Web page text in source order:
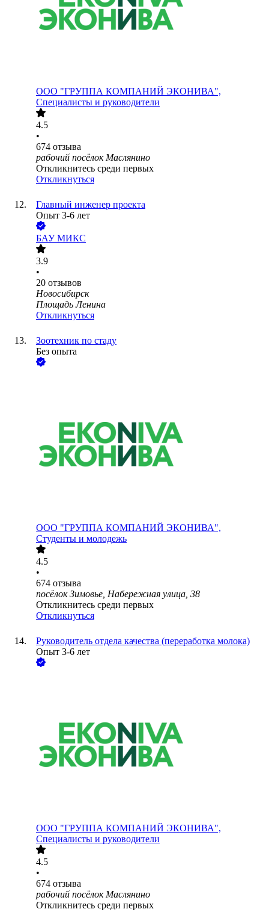
ООО "ГРУППА КОМПАНИЙ ЭКОНИВА",
Специалисты и руководители
4.5
•
674 отзыва
рабочий посёлок Маслянино
Откликнитесь среди первых
Откликнуться
Главный инженер проекта
Опыт 3-6 лет
БАУ МИКС
3.9
•
20 отзывов
Новосибирск
Площадь Ленина
Откликнуться
Зоотехник по стаду
Без опыта
ООО "ГРУППА КОМПАНИЙ ЭКОНИВА",
Студенты и молодежь
4.5
•
674 отзыва
посёлок Зимовье, Набережная улица, 38
Откликнитесь среди первых
Откликнуться
Руководитель отдела качества (переработка молока)
Опыт 3-6 лет
ООО "ГРУППА КОМПАНИЙ ЭКОНИВА",
Специалисты и руководители
4.5
•
674 отзыва
рабочий посёлок Маслянино
Откликнитесь среди первых